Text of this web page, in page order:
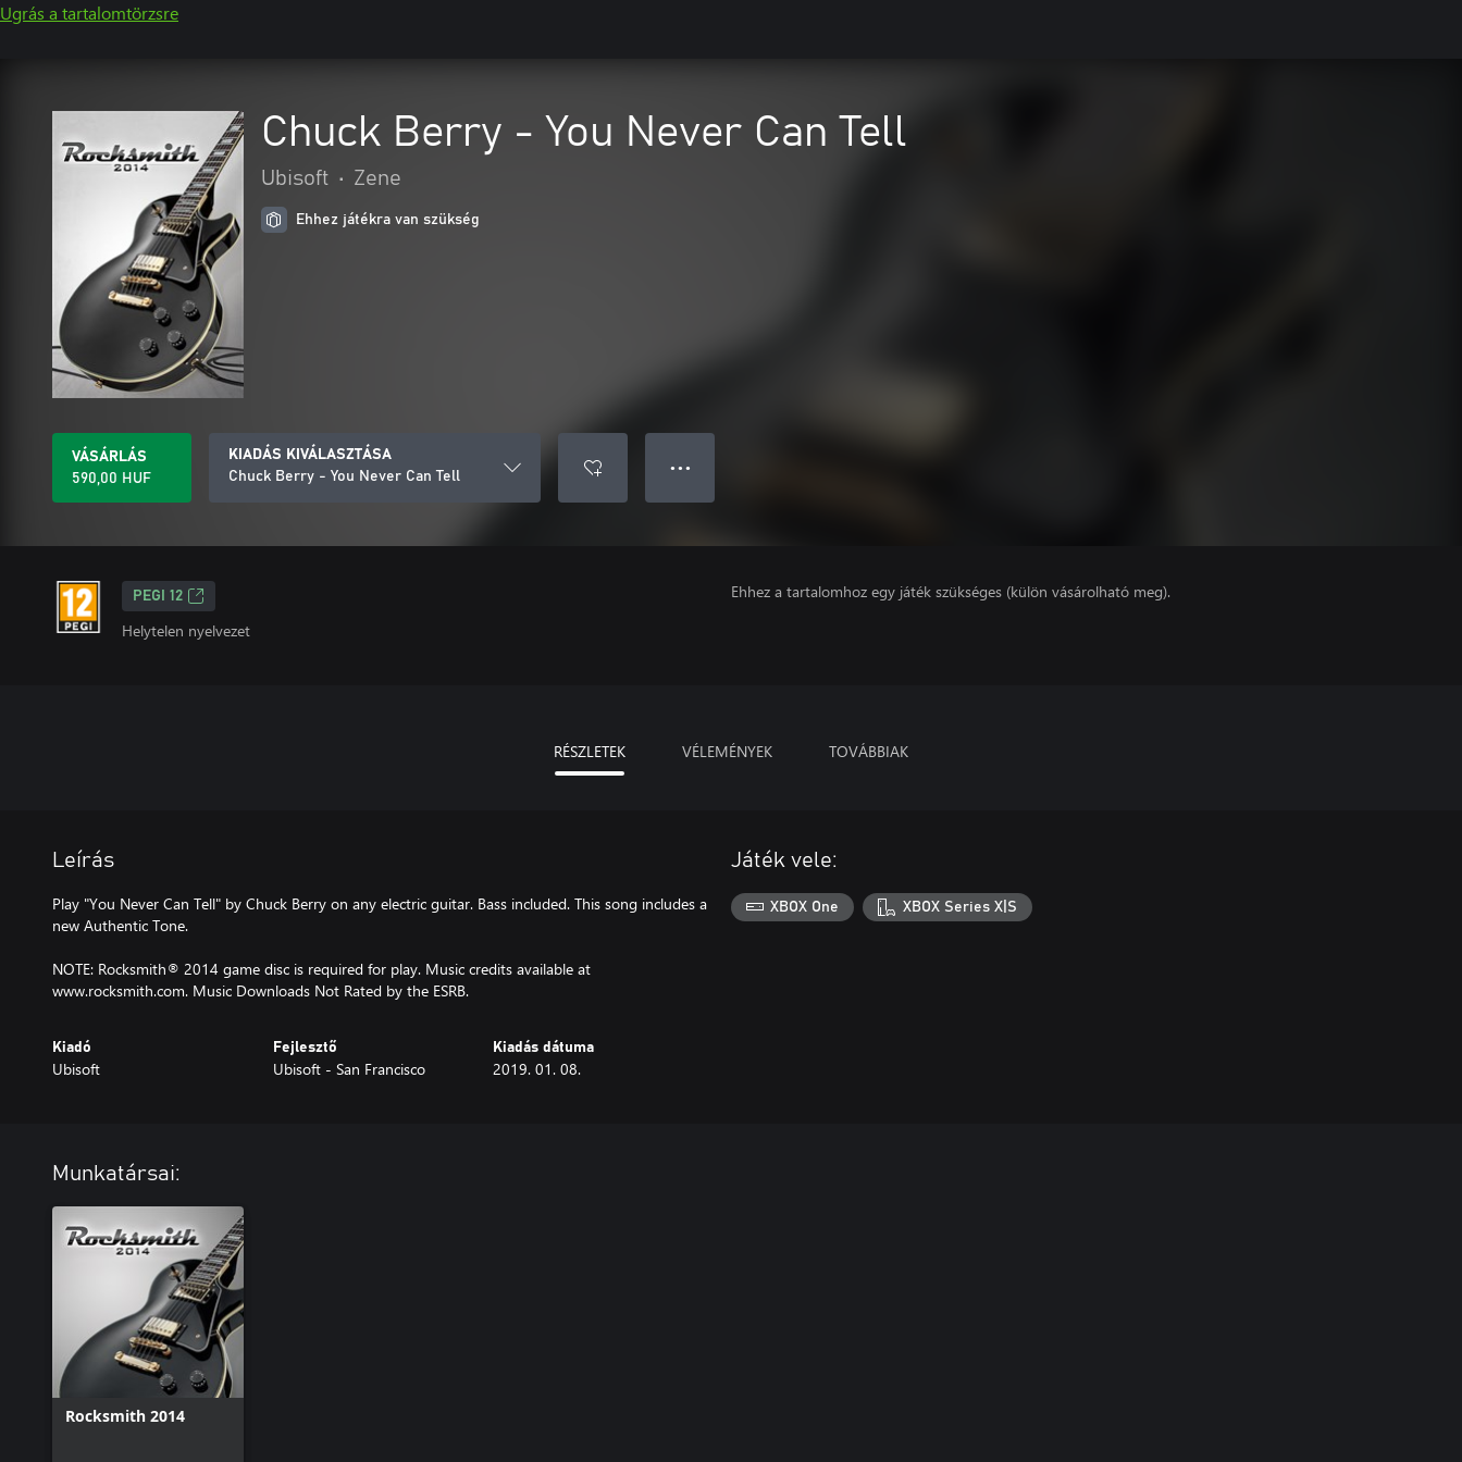
Ugrás a tartalomtörzsre
Chuck Berry - You Never Can Tell
Ubisoft • Zene
Ehhez játékra van szükség
VÁSÁRLÁS
590,00 HUF
KIADÁS KIVÁLASZTÁSA
Chuck Berry - You Never Can Tell
● ● ●
PEGI 12
Helytelen nyelvezet
Ehhez a tartalomhoz egy játék szükséges (külön vásárolható meg).
RÉSZLETEK VÉLEMÉNYEK TOVÁBBIAK
Leírás
Play "You Never Can Tell" by Chuck Berry on any electric guitar. Bass included. This song includes a
new Authentic Tone.
NOTE: Rocksmith® 2014 game disc is required for play. Music credits available at
www.rocksmith.com. Music Downloads Not Rated by the ESRB.
Kiadó
Ubisoft
Fejlesztő
Ubisoft - San Francisco
Kiadás dátuma
2019. 01. 08.
Játék vele:
XBOX One XBOX Series X|S
Munkatársai:
Rocksmith 2014